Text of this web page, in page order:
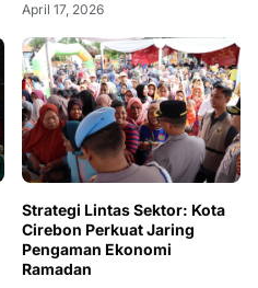
April 17, 2026
Strategi Lintas Sektor: Kota
Cirebon Perkuat Jaring
Pengaman Ekonomi
Ramadan